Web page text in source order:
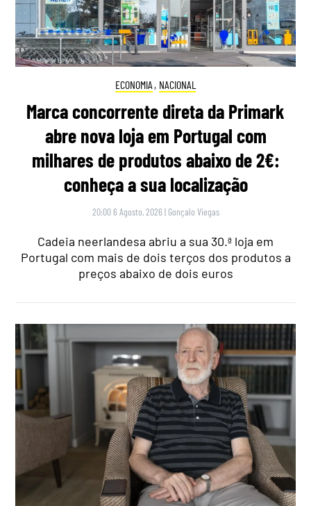
ECONOMIA , NACIONAL
Marca concorrente direta da Primark
abre nova loja em Portugal com
milhares de produtos abaixo de 2€:
conheça a sua localização
20:00 6 Agosto, 2026 | Gonçalo Viegas
Cadeia neerlandesa abriu a sua 30.ª loja em
Portugal com mais de dois terços dos produtos a
preços abaixo de dois euros